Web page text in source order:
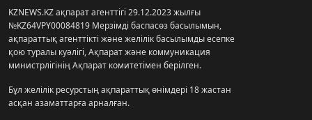
KZNEWS.KZ ақпарат агенттігі 29.12.2023 жылғы
№KZ64VPY00084819 Мерзімді баспасөз басылымын,
ақпараттық агенттікті және желілік басылымды есепке
қою туралы куәлігі, Ақпарат және коммуникация
министрлігінің Ақпарат комитетімен берілген.
Бұл желілік ресурстың ақпараттық өнімдері 18 жастан
асқан азаматтарға арналған.